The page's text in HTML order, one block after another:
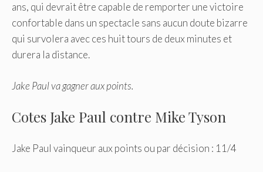
ans, qui devrait être capable de remporter une victoire
confortable dans un spectacle sans aucun doute bizarre
qui survolera avec ces huit tours de deux minutes et
durera la distance.
Jake Paul va gagner aux points.
Cotes Jake Paul contre Mike Tyson
Jake Paul vainqueur aux points ou par décision : 11/4